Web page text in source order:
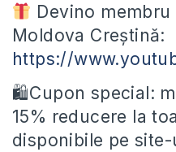
Devino
Moldova Creștină:
https://
🛍Cupon special:
15% reducere la
disponibile pe site-